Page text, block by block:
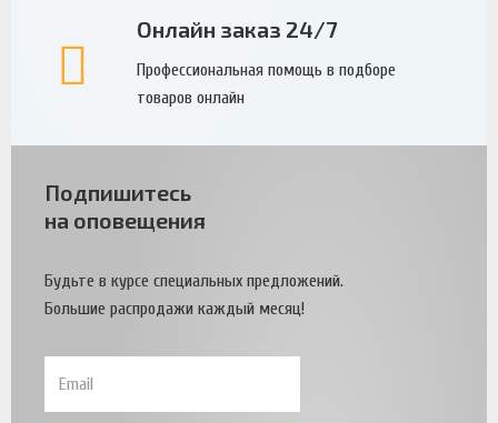
Онлайн заказ 24/7
Профессиональная помощь в подборе
товаров онлайн
Подпишитесь
на оповещения
Будьте в курсе специальных предложений.
Большие распродажи каждый месяц!